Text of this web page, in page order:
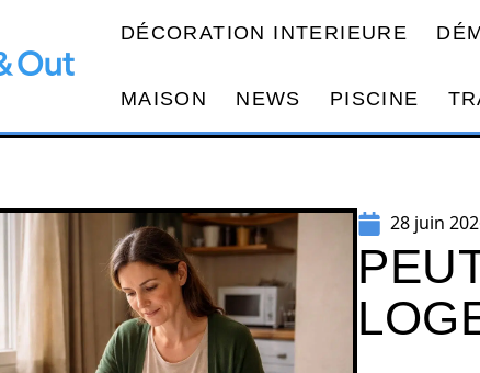
DÉCORATION INTERIEURE
MAISON NEWS PISCINE
28 juin